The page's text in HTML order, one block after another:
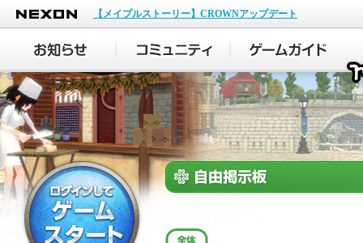
NEXON
【メイプルストーリー】CROWNアップデート